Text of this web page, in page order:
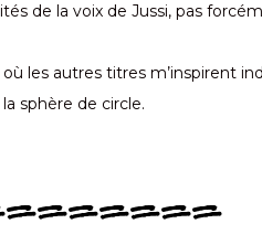
de la voix de Jussi, pas
où les autres titres m’inspirent
sphère de circle.